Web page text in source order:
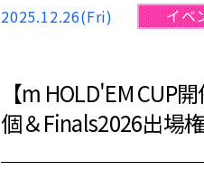
2025.12.26(Fri) イベ
【m HOLD'EM
個＆Finals2026出場